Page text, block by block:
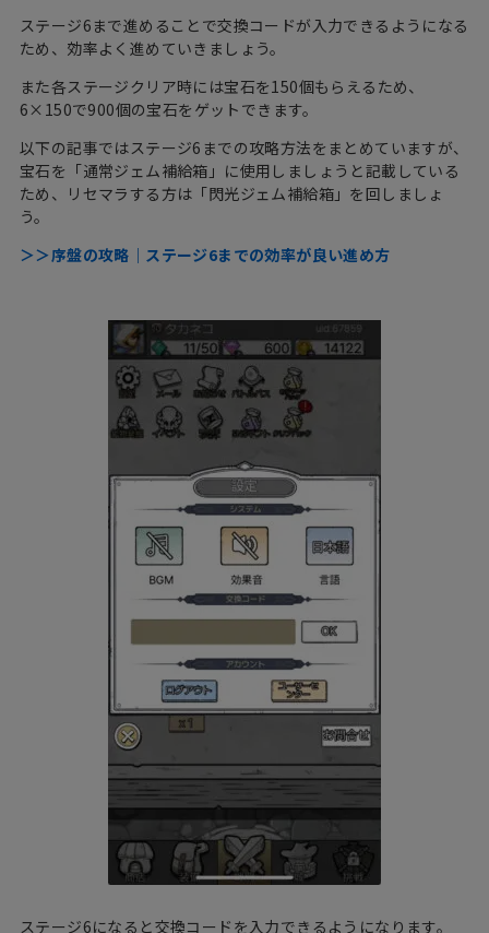
ステージ6まで進めることで交換コードが入力できるようになる
ため、効率よく進めていきましょう。
また各ステージクリア時には宝石を150個もらえるため、
6×150で900個の宝石をゲットできます。
以下の記事ではステージ6までの攻略方法をまとめていますが、
宝石を「通常ジェム補給箱」に使用しましょうと記載している
ため、リセマラする方は「閃光ジェム補給箱」を回しましょ
う。
＞＞序盤の攻略｜ステージ6までの効率が良い進め方
ステージ6になると交換コードを入力できるようになります。